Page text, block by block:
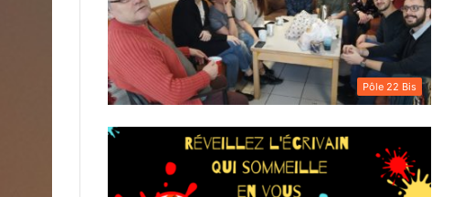
Pôle 22 Bis
CISCA